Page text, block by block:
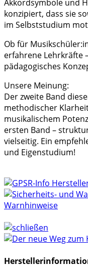
Akkordsymbole und
konzipiert, dass sie
im Selbststudium
Ob für
erfahrene Lehrkräfte
pädagogisches
Unsere Meinung:
Der zweite Band
methodischer
musikalischem
ersten Band –
vielseitig. Ein
und Eigenstudium!
Warnhinweise